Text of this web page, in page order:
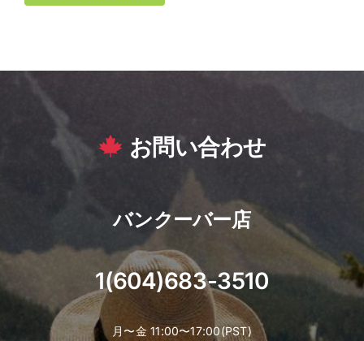
お問い合わせ
バンクーバー店
1(604)683-3510
月〜金 11:00〜17:00(PST)